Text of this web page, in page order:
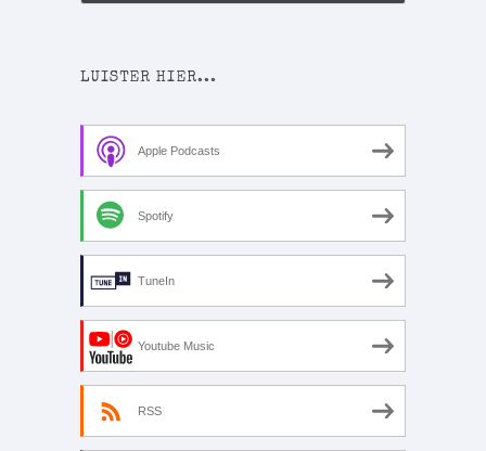
LUISTER HIER...
Apple Podcasts
Spotify
TuneIn
Youtube Music
RSS